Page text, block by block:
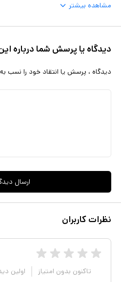
مشاهده بیشتر
دیدگاه یا پرسش شما درباره این
دیدگاه ، پرسش یا انتقاد خود را نسب به
ارسال
نظرات کاربران
تاکنون بدون امتیاز اولین